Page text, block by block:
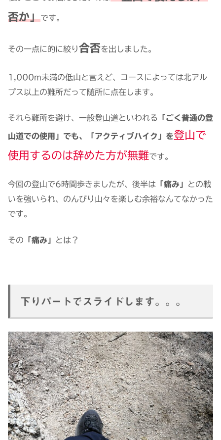
否か」です。
その一点に的に絞り合否を出しました。
1,000m未満の低山と言えど、コースによっては北アル
プス以上の難所だって随所に点在します。
それら難所を避け、一般登山道といわれる 「ごく普通の登
山道での使用」でも、「アクティブハイク」を登山で
使用するのは辞めた方が無難です。
今回の登山で6時間歩きましたが、後半は 「痛み」
との戦
いを強いられ、のんびり山々を楽しむ余裕なんてなかった
です。
その 「痛み」 とは？
下りパートでスライドします。。。